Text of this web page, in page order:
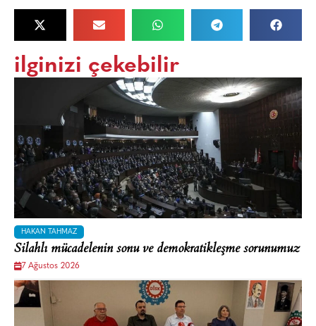
ilginizi çekebilir
HAKAN TAHMAZ
Silahlı mücadelenin sonu ve demokratikleşme sorunumuz
7 Ağustos 2026